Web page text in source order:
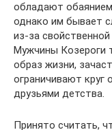
обладают
однако им бывает
из-за
Мужчины Козероги
образ жизни,
ограничивают круг
друзьями детства.
Принято считать,